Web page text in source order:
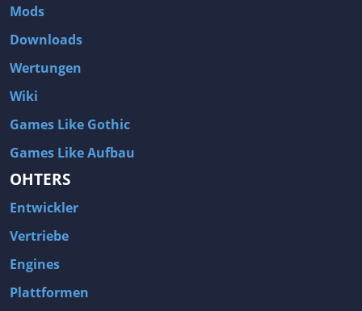
Mods
Downloads
Wertungen
Wiki
Games Like Gothic
Games Like Aufbau
OHTERS
Entwickler
Vertriebe
Engines
Plattformen